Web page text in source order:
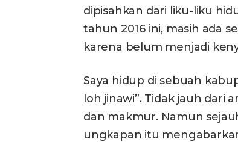
dipisahkan dari liku-liku
tahun 2016 ini, masih ada
karena belum menjadi
Saya hidup di sebuah
loh jinawi”. Tidak jauh
dan makmur. Namun
ungkapan itu